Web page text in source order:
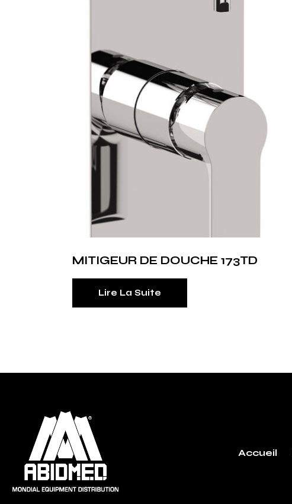
MITIGEUR DE DOUCHE 173TD
Lire La Suite
Accueil